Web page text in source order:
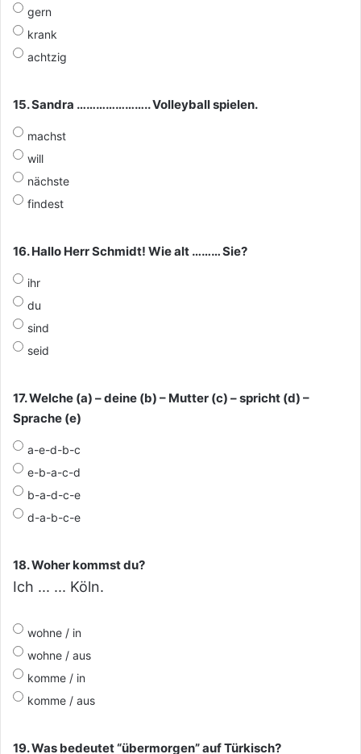
gern
krank
achtzig
15. Sandra ………………….. Volleyball spielen.
machst
will
nächste
findest
16. Hallo Herr Schmidt! Wie alt ……… Sie?
ihr
du
sind
seid
17. Welche (a) – deine (b) – Mutter (c) – spricht (d) –
Sprache (e)
a-e-d-b-c
e-b-a-c-d
b-a-d-c-e
d-a-b-c-e
18. Woher kommst du?
Ich ... ... Köln.
wohne / in
wohne / aus
komme / in
komme / aus
19. Was bedeutet “übermorgen” auf Türkisch?